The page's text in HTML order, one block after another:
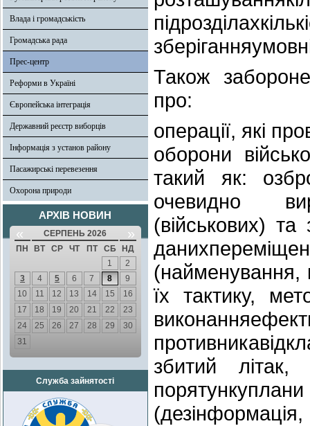
Влада і громадськість
Громадська рада
Прес-центр
Реформи в Україні
Європейська інтеграція
Державний реєстр виборців
Інформація з установ району
Пасажирські перевезення
Охорона природи
АРХІВ НОВИН
« СЕРПЕНЬ 2026 »
ПН ВТ СР ЧТ ПТ СБ
НД
1
2
3
4 5 6 7 8
9
10
11 12 13 14 15
16
17
18 19 20 21 22
23
24
25 26 27 28 29
30
31
Служба зайнятості
Також
про:
операції, які
оборони
такий як:
очевидно
(військових) та
(найменування,
їх тактику,
збитий